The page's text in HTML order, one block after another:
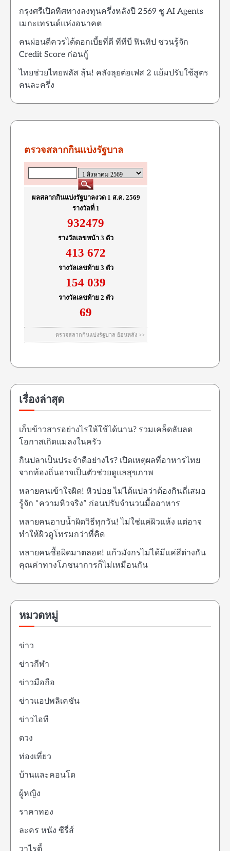
กรุงศรีเปิดทิศทางลงทุนครึ่งหลังปี 2569 ชู AI Agents
เมกะเทรนด์แห่งอนาคต
คนผ่อนดีควรได้ดอกเบี้ยที่ดี ทีทีบี ฟินทิป ชวนรู้จัก
Credit Score ก่อนกู้
ไทยช่วยไทยพลัส ลุ้น! คลังลุยต่อเฟส 2 แย้มปรับใช้สูตร
คนละครึ่ง
เรื่องล่าสุด
เก็บข้าวสารอย่างไรให้ใช้ได้นาน? รวมเคล็ดลับลด
โอกาสเกิดแมลงในครัว
กินปลาเป็นประจำดีอย่างไร? เปิดเหตุผลที่อาหารไทย
จากท้องถิ่นอาจเป็นตัวช่วยดูแลสุขภาพ
หลายคนเข้าใจผิด! หิวบ่อย ไม่ได้แปลว่าต้องกินถี่เสมอ
รู้จัก “ความหิวจริง” ก่อนปรับจำนวนมื้ออาหาร
หลายคนอาบน้ำผิดวิธีทุกวัน! ไม่ใช่แค่ผิวแห้ง แต่อาจ
ทำให้ผิวดูโทรมกว่าที่คิด
หลายคนซื้อผิดมาตลอด! แก้วมังกรไม่ได้มีแค่สีต่างกัน
คุณค่าทางโภชนาการก็ไม่เหมือนกัน
หมวดหมู่
ข่าว
ข่าวกีฬา
ข่าวมือถือ
ข่าวแอปพลิเคชัน
ข่าวไอที
ดวง
ท่องเที่ยว
บ้านและคอนโด
ผู้หญิง
ราคาทอง
ละคร หนัง ซีรี่ส์